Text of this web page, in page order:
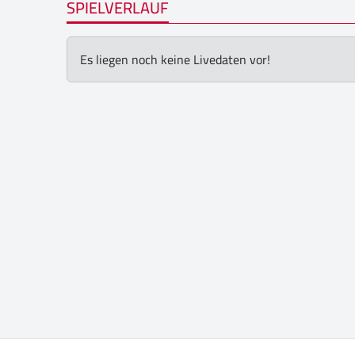
SPIELVERLAUF
Es liegen noch keine Livedaten vor!